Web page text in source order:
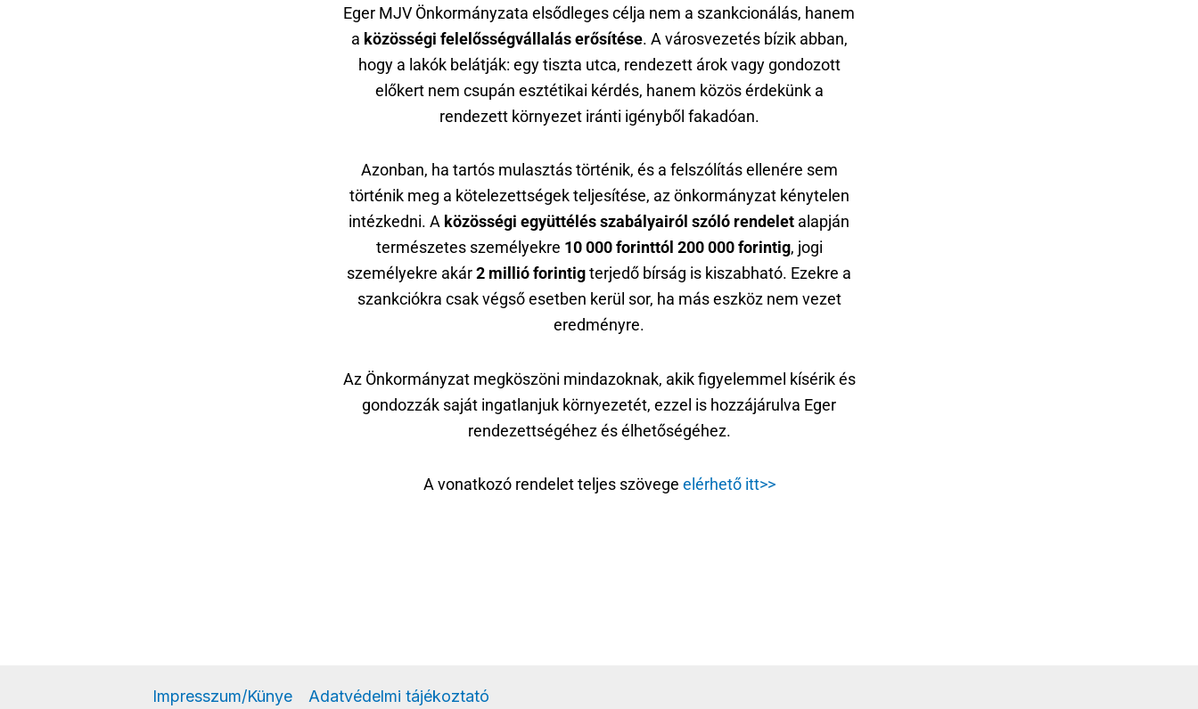
Eger MJV Önkormányzata elsődleges célja nem a szankcionálás, hanem
a közösségi felelősségvállalás erősítése. A városvezetés bízik abban,
hogy a lakók belátják: egy tiszta utca, rendezett árok vagy gondozott
előkert nem csupán esztétikai kérdés, hanem közös érdekünk a
rendezett környezet iránti igényből fakadóan.
Azonban, ha tartós mulasztás történik, és a felszólítás ellenére sem
történik meg a kötelezettségek teljesítése, az önkormányzat kénytelen
intézkedni. A közösségi együttélés szabályairól szóló rendelet alapján
természetes személyekre 10 000 forinttól 200 000 forintig, jogi
személyekre akár2 millió forintigterjedő bírság is kiszabható. Ezekre a
szankciókra csak végső esetben kerül sor, ha más eszköz nem vezet
eredményre.
Az Önkormányzat megköszöni mindazoknak, akik figyelemmel kísérik és
gondozzák saját ingatlanjuk környezetét, ezzel is hozzájárulva Eger
rendezettségéhez és élhetőségéhez.
A vonatkozó rendelet teljes szövege elérhető itt>>
Impresszum/Künye Adatvédelmi tájékoztató